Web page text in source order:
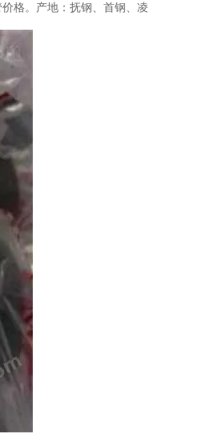
格。产地：抚钢、首钢、凌